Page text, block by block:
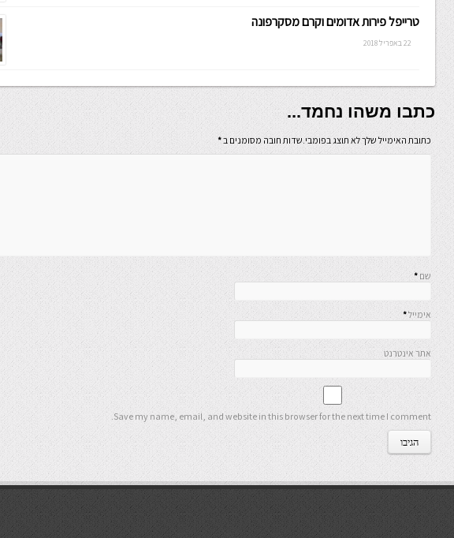
טרייפל פירות אדומים וקרם מסקרפונה
22 באפריל 2018
כתבו משהו נחמד...
כתובת האימייל שלך לא תוצג בפומבי.שדות חובה מסומנים ב*
שם *
אימייל*
אתר אינטרנט
Save my name, email, and website in this browser for the next time I comment.